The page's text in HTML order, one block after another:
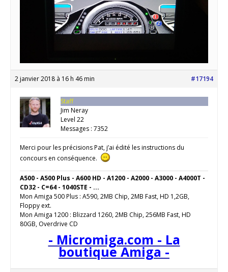
2 janvier 2018 à 16 h 46 min #17194
Staff
Jim Neray
Level 22
Messages : 7352
Merci pour les précisions Pat, j’ai édité les instructions du
concours en conséquence.
A500 - A500 Plus - A600 HD - A1200 - A2000 - A3000 - A4000T -
CD32 - C=64 - 1040STE - ...
Mon Amiga 500 Plus : A590, 2MB Chip, 2MB Fast, HD 1,2GB,
Floppy ext.
Mon Amiga 1200 : Blizzard 1260, 2MB Chip, 256MB Fast, HD
80GB, Overdrive CD
- Micromiga.com - La
boutique Amiga -